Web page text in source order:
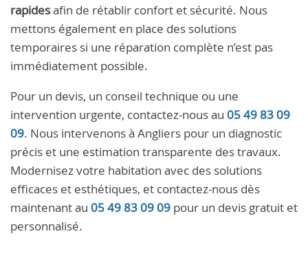
rapidesafin de rétablir confort et sécurité. Nous
mettons également en place des solutions
temporaires si une réparation complète n’est pas
immédiatement possible.
Pour un devis, un conseil technique ou une
intervention urgente, contactez-nous au 05 49 83 09
09. Nous intervenons à Angliers pour un diagnostic
précis et une estimation transparente des travaux.
Modernisez votre habitation avec des solutions
efficaces et esthétiques, et contactez-nous dès
maintenant au 05 49 83 09 09 pour un devis gratuit et
personnalisé.